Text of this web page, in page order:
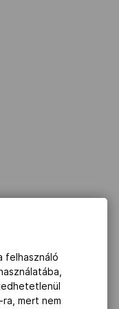
felhasználó
mert nem